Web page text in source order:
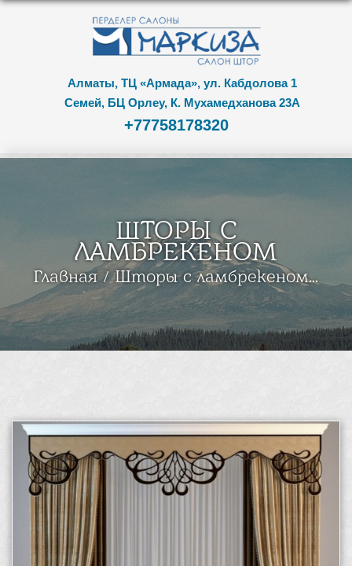
Алматы, ТЦ «Армада», ул. Кабдолова 1
Семей, БЦ Орлеу, К. Мухамедханова 23А
+77758178320
ШТОРЫ С
ЛАМБРЕКЕНОМ
Главная Шторы с ламбрекеном...